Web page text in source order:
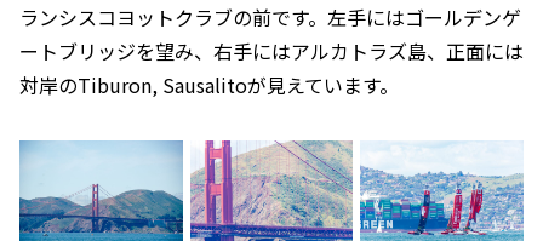
ランシスコヨットクラブの前です。左手にはゴールデンゲ
ートブリッジを望み、右手にはアルカトラズ島、正面には
対岸のTiburon, Sausalitoが見えています。